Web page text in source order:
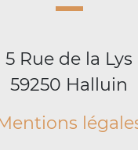
5 Rue de la Lys
59250 Halluin